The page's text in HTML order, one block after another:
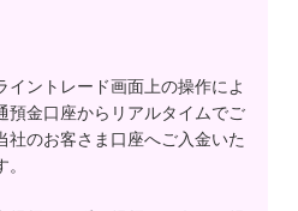
イントレード画面上の操作によ
預金口座からリアルタイムでご
社のお客さま口座へご入金いた